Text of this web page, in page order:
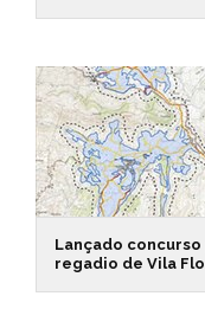
Lançado
regadio de Vila